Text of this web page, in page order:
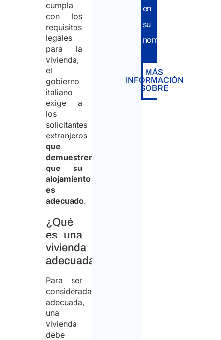
cumpla
con los
requisitos
legales
para la
vivienda,
el
gobierno
italiano
exige a
los
solicitantes
extranjeros
que
demuestren
que su
alojamiento
es
adecuado.
¿Qué
es una
vivienda
adecuada?
Para ser
considerada
adecuada,
una
vivienda
debe
en
su
nombre.
MÁS
INFORMACIÓN
SOBRE